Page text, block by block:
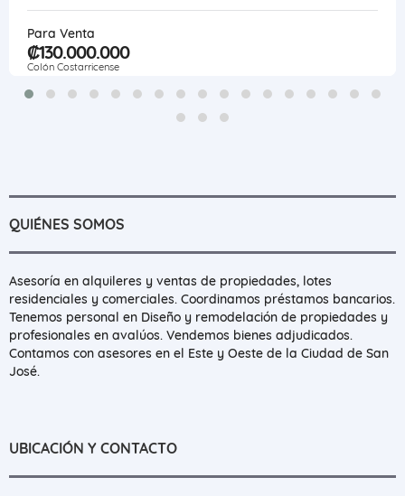
Para Venta
₡130.000.000
Colón Costarricense
QUIÉNES SOMOS
Asesoría en alquileres y ventas de propiedades, lotes
residenciales y comerciales. Coordinamos préstamos bancarios.
Tenemos personal en Diseño y remodelación de propiedades y
profesionales en avalúos. Vendemos bienes adjudicados.
Contamos con asesores en el Este y Oeste de la Ciudad de San
José.
UBICACIÓN Y CONTACTO